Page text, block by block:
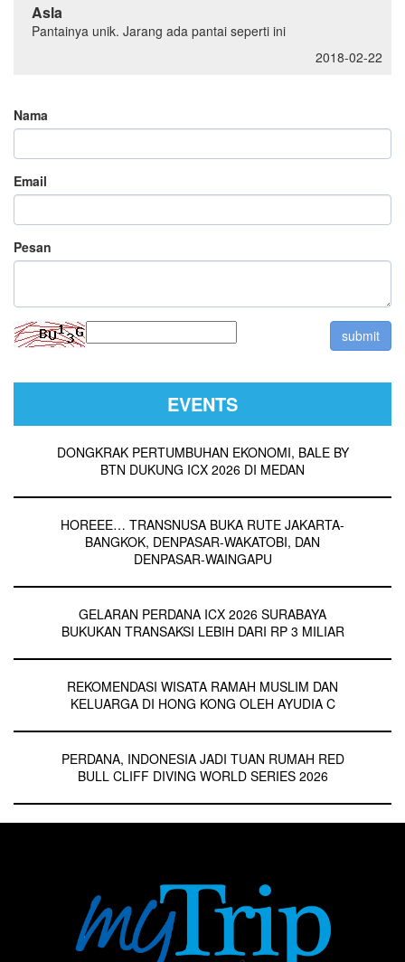
Asla
Pantainya unik. Jarang ada pantai seperti ini
2018-02-22
Nama
Email
Pesan
EVENTS
DONGKRAK PERTUMBUHAN EKONOMI, BALE BY
BTN DUKUNG ICX 2026 DI MEDAN
HOREEE… TRANSNUSA BUKA RUTE JAKARTA-
BANGKOK, DENPASAR-WAKATOBI, DAN
DENPASAR-WAINGAPU
GELARAN PERDANA ICX 2026 SURABAYA
BUKUKAN TRANSAKSI LEBIH DARI RP 3 MILIAR
REKOMENDASI WISATA RAMAH MUSLIM DAN
KELUARGA DI HONG KONG OLEH AYUDIA C
PERDANA, INDONESIA JADI TUAN RUMAH RED
BULL CLIFF DIVING WORLD SERIES 2026